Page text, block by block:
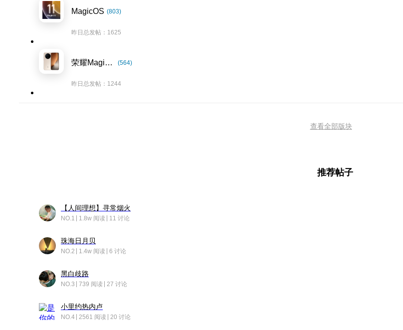
MagicOS (803)
昨日总发帖：1625
荣耀Magic8系列 (564)
昨日总发帖：1244
查看全部版块
推荐帖子
【人间理想】寻常烟火
NO.1 1.8w 阅读 11 讨论
珠海日月贝
NO.2 1.4w 阅读 6 讨论
黑白歧路
NO.3 739 阅读 27 讨论
小里约热内卢
NO.4 2561 阅读 20 讨论